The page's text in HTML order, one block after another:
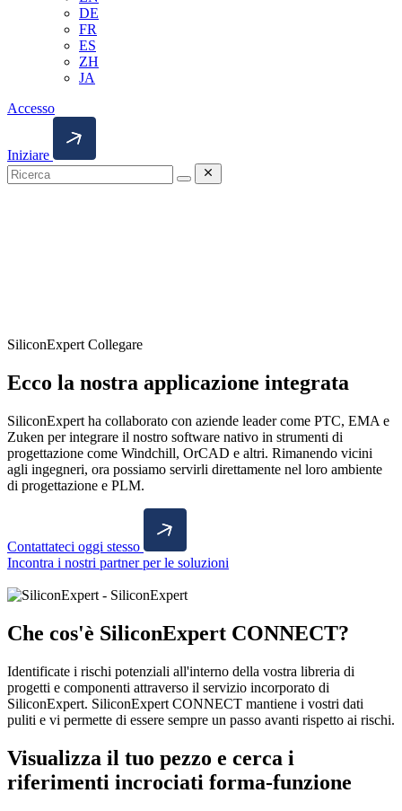
DE
FR
ES
ZH
JA
Accesso
Iniziare
ricerca
Ricerca
SiliconExpert Collegare
Ecco la nostra applicazione integrata
SiliconExpert ha collaborato con aziende leader come PTC, EMA e
Zuken per integrare il nostro software nativo in strumenti di
progettazione come Windchill, OrCAD e altri. Rimanendo vicini
agli ingegneri, ora possiamo servirli direttamente nel loro ambiente
di progettazione e PLM.
Contattateci oggi stesso
Incontra i nostri partner per le soluzioni
Che cos'è SiliconExpert CONNECT?
Identificate i rischi potenziali all'interno della vostra libreria di
progetti e componenti attraverso il servizio incorporato di
SiliconExpert. SiliconExpert CONNECT mantiene i vostri dati
puliti e vi permette di essere sempre un passo avanti rispetto ai rischi.
Visualizza il tuo pezzo e cerca i
riferimenti incrociati forma-funzione